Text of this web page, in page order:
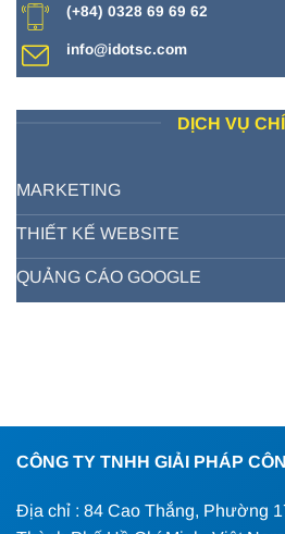
(+84) 0328 69 69 62
info@idotsc.com
DỊCH VỤ
MARKETING
THIẾT KẾ WEBSITE
QUẢNG CÁO GOOGLE
CÔNG TY TNHH GIẢI PHÁP
Địa chỉ : 84 Cao Thắng, Phường